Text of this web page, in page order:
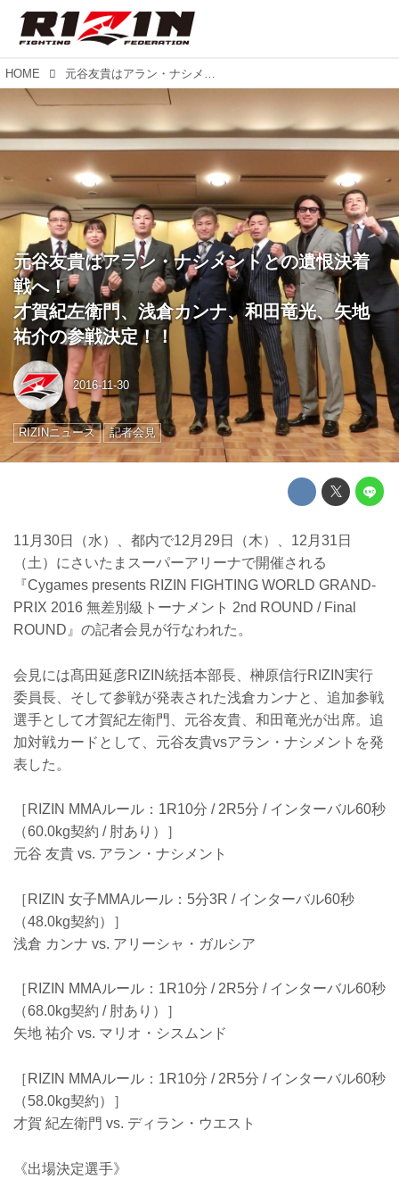
HOME 元谷友貴はアラン・ナシメントとの遺恨決着戦へ！ 才賀紀左衛門、浅倉カンナ、和田竜光、矢地祐介の参戦決定！！
元谷友貴はアラン・ナシメントとの遺恨決着
戦へ！
才賀紀左衛門、浅倉カンナ、和田竜光、矢地
祐介の参戦決定！！
2016-11-30
RIZINニュース 記者会見
11月30日（水）、都内で12月29日（木）、12月31日
（土）にさいたまスーパーアリーナで開催される
『Cygames presents RIZIN FIGHTING WORLD GRAND-
PRIX 2016 無差別級トーナメント 2nd ROUND / Final
ROUND』の記者会見が行なわれた。
会見には髙田延彦RIZIN統括本部長、榊原信行RIZIN実行
委員長、そして参戦が発表された浅倉カンナと、追加参戦
選手として才賀紀左衛門、元谷友貴、和田竜光が出席。追
加対戦カードとして、元谷友貴vsアラン・ナシメントを発
表した。
［RIZIN MMAルール：1R10分 / 2R5分 / インターバル60秒
（60.0kg契約 / 肘あり）］
元谷 友貴 vs. アラン・ナシメント
［RIZIN 女子MMAルール：5分3R / インターバル60秒
（48.0kg契約）］
浅倉 カンナ vs. アリーシャ・ガルシア
［RIZIN MMAルール：1R10分 / 2R5分 / インターバル60秒
（68.0kg契約 / 肘あり）］
矢地 祐介 vs. マリオ・シスムンド
［RIZIN MMAルール：1R10分 / 2R5分 / インターバル60秒
（58.0kg契約）］
才賀 紀左衛門 vs. ディラン・ウエスト
《出場決定選手》